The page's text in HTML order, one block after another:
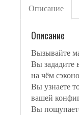
Описание
Описание
Вызывайте
Вы зададите
на чём
Вы узнаете
вашей
Вы